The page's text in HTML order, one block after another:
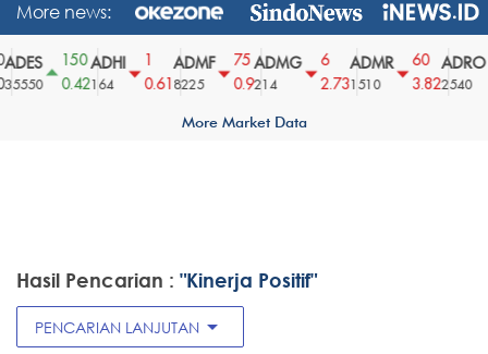
More news:
150
0.42
ADHI
164
0.61
ADMF
8225
75
0.9
ADMG
214
2.73
ADMR
1510
60
3.82
ADRO
2540
More Market Data
Hasil Pencarian : "Kinerja Positif"
PENCARIAN LANJUTAN arrow_drop_down